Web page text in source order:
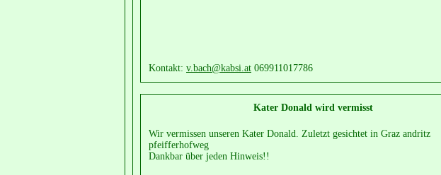
Kontakt: v.bach@kabsi.at 069911017786
Kater Donald wird vermisst
Wir vermissen unseren Kater Donald. Zuletzt gesichtet in Graz andritz
pfeifferhofweg
Dankbar über jeden Hinweis!!